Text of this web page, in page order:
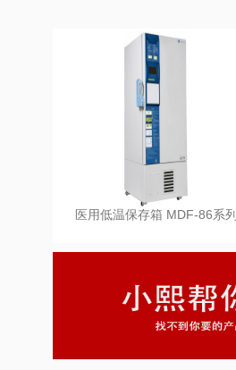
医用低温保存箱 MDF-86系列